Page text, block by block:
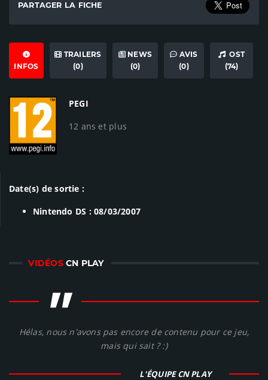
PARTAGER LA FICHE
INFOS
TRAILERS
(0)
NEWS
(0)
AVIS
(0)
OST
(74)
PEGI
12 ans et plus
Date(s) de sortie :
Nintendo DS : 08/03/2007
VIDÉOSCN PLAY
"
Hélas, nous n'avons pas encore de contenu pour ce jeu,
mais qui sait ? :)
L'ÉQUIPE CN PLAY